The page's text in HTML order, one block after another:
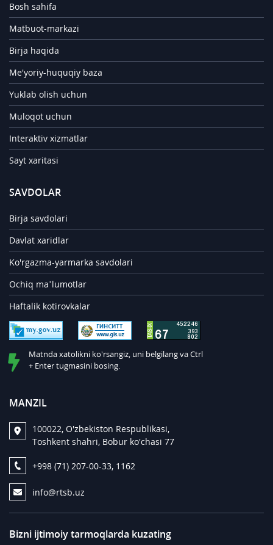
Bosh sahifa
Matbuot-markazi
Birja haqida
Me'yoriy-huquqiy baza
Yuklab olish uchun
Muloqot uchun
Interaktiv xizmatlar
Sayt xaritasi
SAVDOLAR
Birja savdolari
Davlat xaridlar
Ko'rgazma-yarmarka savdolari
Ochiq ma’lumotlar
Haftalik kotirovkalar
Matnda xatolikni ko'rsangiz, uni belgilang va Ctrl
+ Enter tugmasini bosing.
MANZIL
100022, O'zbekiston Respublikasi,
Toshkent shahri, Bobur ko'chasi 77
+998 (71) 207-00-33, 1162
info@rtsb.uz
Bizni ijtimoiy tarmoqlarda kuzating